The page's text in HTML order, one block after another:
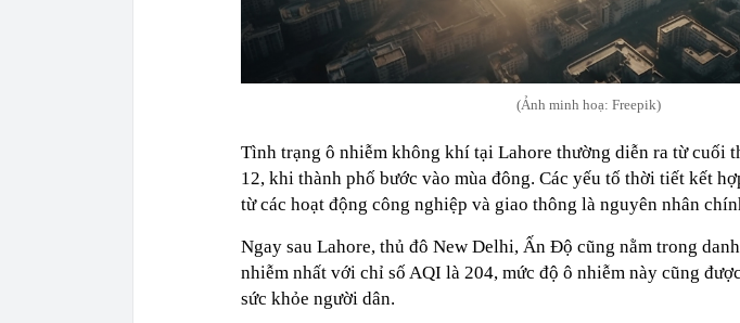
(Ảnh minh hoạ: Freepik)
Tình trạng ô nhiễm không khí tại Lahore thường diễn ra từ cuối
12, khi thành phố bước vào mùa đông. Các yếu tố thời tiết kết
từ các hoạt động công nghiệp và giao thông là nguyên nhân
Ngay sau Lahore, thủ đô New Delhi, Ấn Độ cũng nằm trong
nhiễm nhất với chỉ số AQI là 204, mức độ ô nhiễm này cũng
sức khỏe người dân.